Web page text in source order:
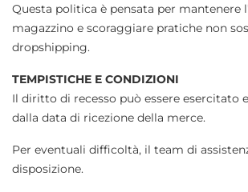
Questa politica è pensata per mantenere
magazzino e scoraggiare pratiche non
dropshipping.
TEMPISTICHE E CONDIZIONI
Il diritto di recesso può essere esercitato
dalla data di ricezione della merce.
Per eventuali difficoltà, il team di
disposizione.